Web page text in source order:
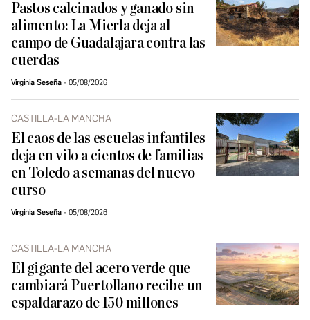
Pastos calcinados y ganado sin
alimento: La Mierla deja al
campo de Guadalajara contra las
cuerdas
Virginia Seseña 05/08/2026
CASTILLA-LA MANCHA
El caos de las escuelas infantiles
deja en vilo a cientos de familias
en Toledo a semanas del nuevo
curso
Virginia Seseña 05/08/2026
CASTILLA-LA MANCHA
El gigante del acero verde que
cambiará Puertollano recibe un
espaldarazo de 150 millones